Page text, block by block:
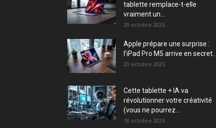
tablette remplace-t-elle
vraiment un...
29 octobre 2025
Apple prépare une surprise :
l’iPad Pro M5 arrive en secret...
20 octobre 2025
Cette tablette + IA va
révolutionner votre créativité
(vous ne pourrez...
18 octobre 2025